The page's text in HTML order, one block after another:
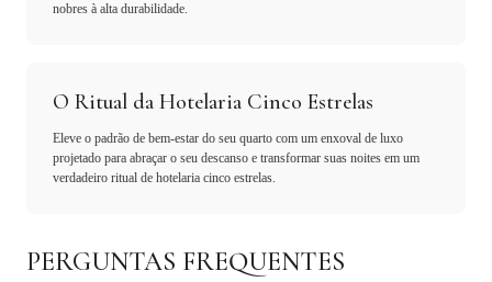
nobres à alta durabilidade.
O Ritual da Hotelaria Cinco Estrelas
Eleve o padrão de bem-estar do seu quarto com um enxoval de luxo
projetado para abraçar o seu descanso e transformar suas noites em um
verdadeiro ritual de hotelaria cinco estrelas.
PERGUNTAS FREQUENTES